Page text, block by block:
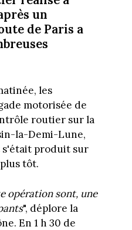
un
de Paris a
les
motorisée de
routier sur la
la-Demi-Lune,
s'était produit sur
tôt.
opération sont, une
", déplore la
En 1 h 30 de